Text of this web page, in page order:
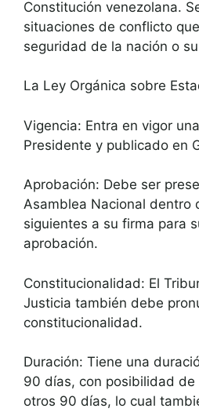
Constitución venezolana.
situaciones de conflicto
seguridad de la nación o
La Ley Orgánica sobre
Vigencia: Entra en vigor
Presidente y publicado en
Aprobación: Debe ser
Asamblea Nacional dentro
siguientes a su firma para
aprobación.
Constitucionalidad: El
Justicia también debe
constitucionalidad.
Duración: Tiene una
90 días, con posibilidad de
otros 90 días, lo cual